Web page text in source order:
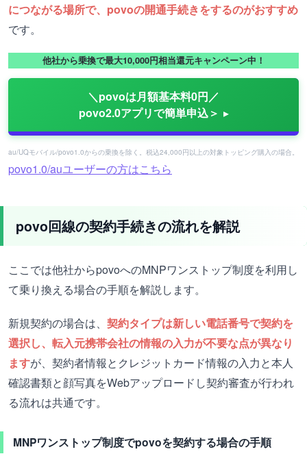
につながる場所で、povoの開通手続きをするのがおすすめ
です。
他社から乗換で最大10,000円相当還元キャンペーン中！
＼povoは月額基本料0円／
povo2.0アプリで簡単申込＞
au/UQモバイル/povo1.0からの乗換を除く。税込24,000円以上の対象トッピング購入の場合。
povo1.0/auユーザーの方はこちら
povo回線の契約手続きの流れを解説
ここでは他社からpovoへのMNPワンストップ制度を利用し
て乗り換える場合の手順を解説します。
新規契約の場合は、 契約タイプは新しい電話番号で契約を
選択し、転入元携帯会社の情報の入力が不要な点が異なり
ますが、契約者情報とクレジットカード情報の入力と本人
確認書類と顔写真をWebアップロードし契約審査が行われ
る流れは共通です。
MNPワンストップ制度でpovoを契約する場合の手順